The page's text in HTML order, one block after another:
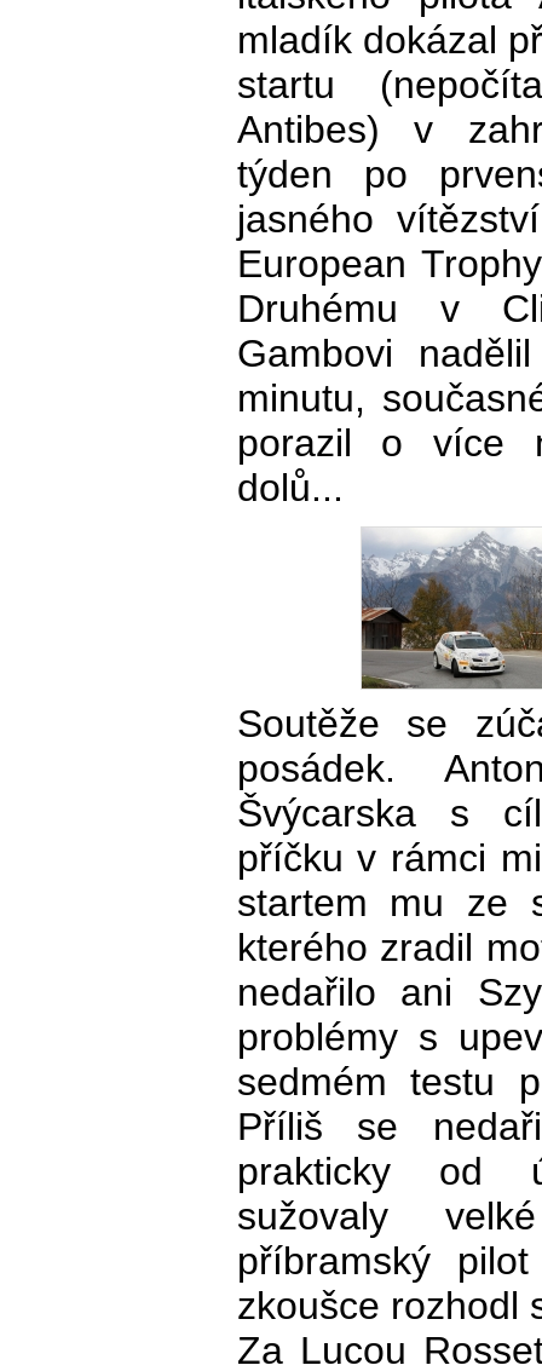
mladík dokázal
startu
Antibes) v
týden po
jasného
European
Druhému v
Gambovi
minutu,
porazil o více
dolů...
Soutěže se
posádek.
Švýcarska s
příčku v rámci
startem mu ze
kterého zradil
nedařilo ani
problémy s
sedmém testu
Příliš se
prakticky od
sužovaly
příbramský
zkoušce rozhodl
Za Lucou